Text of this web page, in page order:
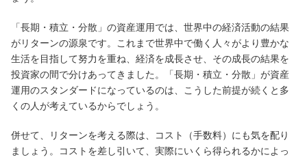
法人のお客さま
たいこうオフィスe-バンキング
サービスのご案内
NBセンター
「長期・積立・分散」の資産運用では、世界中の経済活動の結果
がリターンの源泉です。これまで世界中で働く人々がより豊かな
生活を目指して努力を重ね、経済を成長させ、その成長の結果を
投資家の間で分けあってきました。「長期・積立・分散」が資産
運用のスタンダードになっているのは、こうした前提が続くと多
くの人が考えているからでしょう。
併せて、リターンを考える際は、コスト（手数料）にも気を配り
ましょう。コストを差し引いて、実際にいくら得られるかによっ